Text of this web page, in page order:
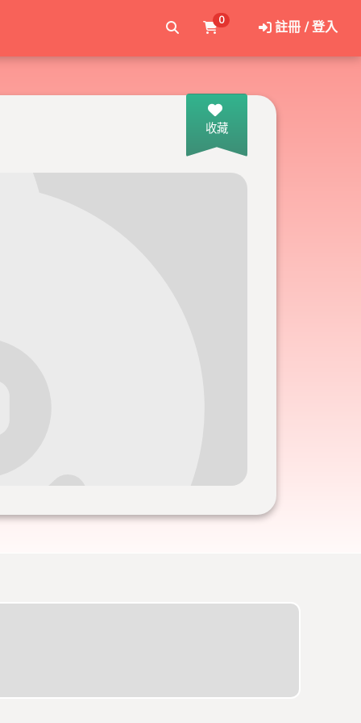
0 註冊 / 登入
收藏